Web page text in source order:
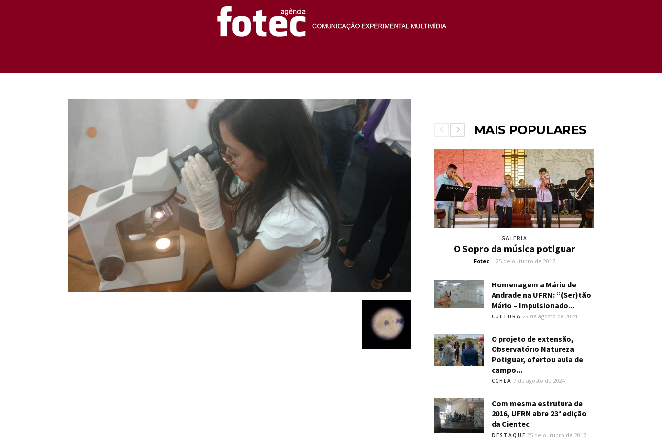
MAIS POPULARES
GALERIA
O Sopro da música potiguar
Fotec - 25 de outubro de 2017
Homenagem a Mário de
Andrade na UFRN: “(Ser)tão
Mário – Impulsionado...
CULTURA 29 de agosto de 2024
O projeto de extensão,
Observatório Natureza
Potiguar, ofertou aula de
campo...
CCHLA 7 de agosto de 2024
Com mesma estrutura de
2016, UFRN abre 23ª edição
da Cientec
DESTAQUE 25 de outubro de 2017